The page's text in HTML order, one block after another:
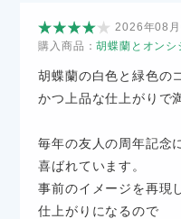
2026年08月
購入商品：胡蝶蘭とオンシ
胡蝶蘭の白色と緑色の
かつ上品な仕上がりで
毎年の友人の周年記念
喜ばれています。
事前のイメージを再現
仕上がりになるので